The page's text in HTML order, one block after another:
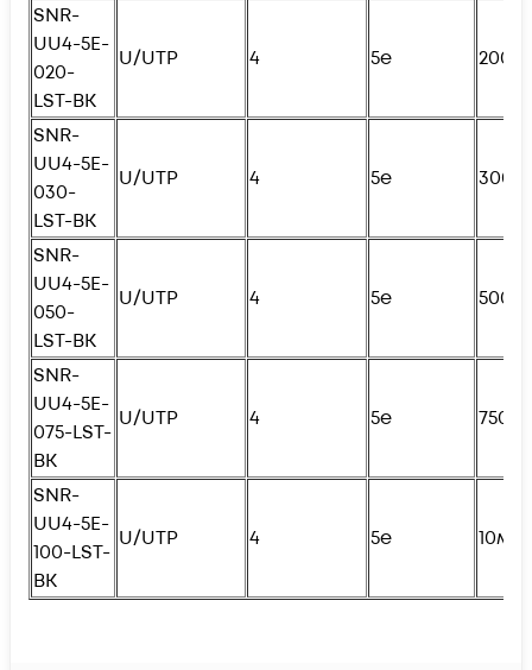
SNR-
UU4-5E-
020-
LST-BK
U/UTP 4 5e
SNR-
UU4-5E-
030-
LST-BK
U/UTP 4 5e
SNR-
UU4-5E-
050-
LST-BK
U/UTP 4 5e
SNR-
UU4-5E-
075-LST-
BK
U/UTP 4 5e
SNR-
UU4-5E-
100-LST-
BK
U/UTP 4 5e 10м